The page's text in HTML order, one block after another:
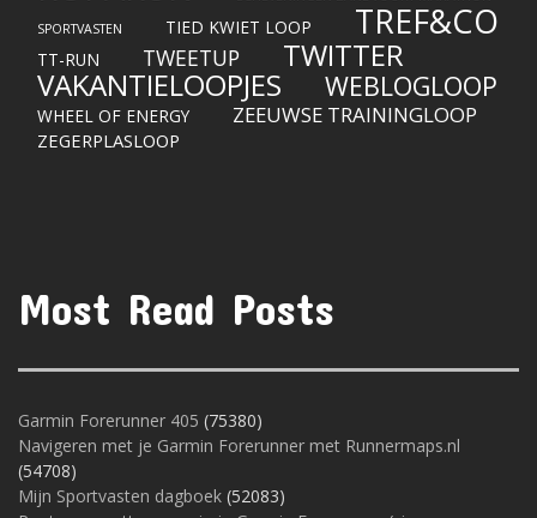
SPORTVASTEN
TIED KWIET LOOP TREF&CO
TT-RUN TWEETUP TWITTER
VAKANTIELOOPJES WEBLOGLOOP
WHEEL OF ENERGY ZEEUWSE TRAININGLOOP
ZEGERPLASLOOP
Most Read Posts
Garmin Forerunner 405 (75380)
Navigeren met je Garmin Forerunner met Runnermaps.nl
(54708)
Mijn Sportvasten dagboek (52083)